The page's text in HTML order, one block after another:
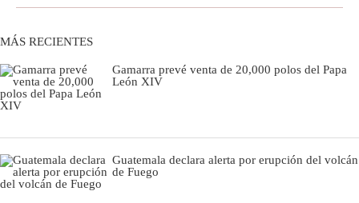
Estilos
Mundo
EEUU
España
MÁS RECIENTES
Gamarra prevé venta de 20,000 polos del Papa
León XIV
Guatemala declara alerta por erupción del volcán
de Fuego